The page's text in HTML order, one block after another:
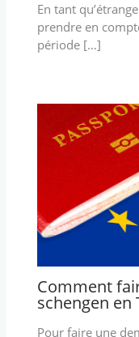
En tant
prendre en
période […]
Comment
schengen en
Pour faire une